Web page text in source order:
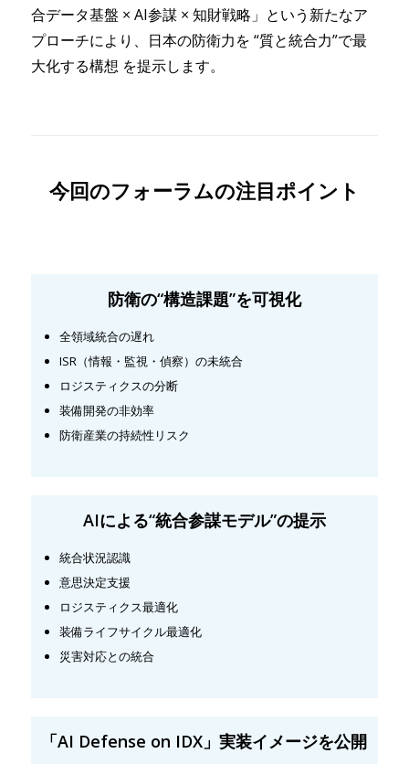
合データ基盤 × AI参謀 × 知財戦略」という新たなア
プローチにより、日本の防衛力を “質と統合力”で最
大化する構想 を提示します。
今回のフォーラムの注目ポイント
防衛の“構造課題”を可視化
全領域統合の遅れ
ISR（情報・監視・偵察）の未統合
ロジスティクスの分断
装備開発の非効率
防衛産業の持続性リスク
AIによる“統合参謀モデル”の提示
統合状況認識
意思決定支援
ロジスティクス最適化
装備ライフサイクル最適化
災害対応との統合
「AI Defense on IDX」実装イメージを公開